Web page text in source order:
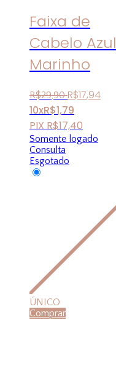
Faixa de
Cabelo Azul
Marinho
R$29,90 R$17,94
10xR$1,79
PIX R$17,40
Somente logado
Consulta
Esgotado
ÚNICO
Comprar